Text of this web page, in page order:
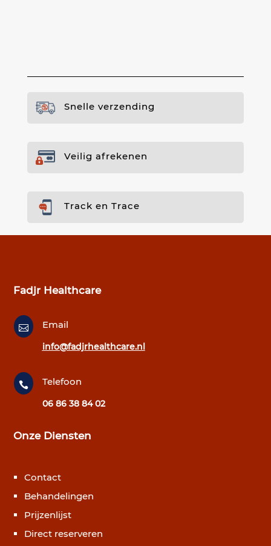
Snelle verzending
Veilig afrekenen
Track en Trace
Fadjr Healthcare
 Email
info@fadjrhealthcare.nl
 Telefoon
06 86 38 84 02
Onze Diensten
Contact
Behandelingen
Prijzenlijst
Direct reserveren